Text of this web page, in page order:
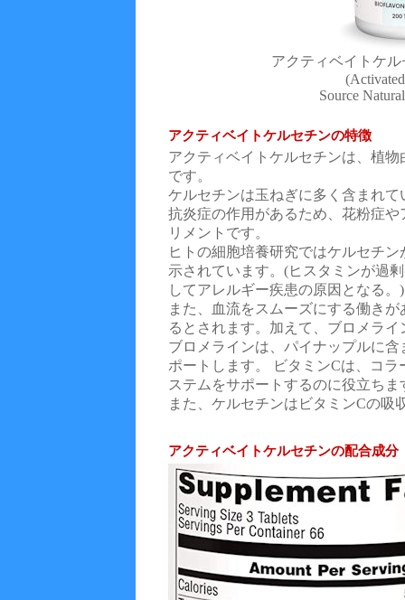
アクティベイトケ
Source
アクティベイトケルセチンの特徴
アクティベイトケルセチンは、植
です。
ケルセチンは玉ねぎに多く含まれ
抗炎症の作用があるため、花粉症
リメントです。
ヒトの細胞培養研究ではケルセチ
示されています。(ヒスタミンが過
してアレルギー疾患の原因となる。)
また、血流をスムーズにする働き
るとされます。加えて、ブロメラ
ブロメラインは、パイナップルに
ポートします。 ビタミンCは、コ
ステムをサポートするのに役立ちま
また、ケルセチンはビタミンCの吸
アクティベイトケルセチンの配合成分